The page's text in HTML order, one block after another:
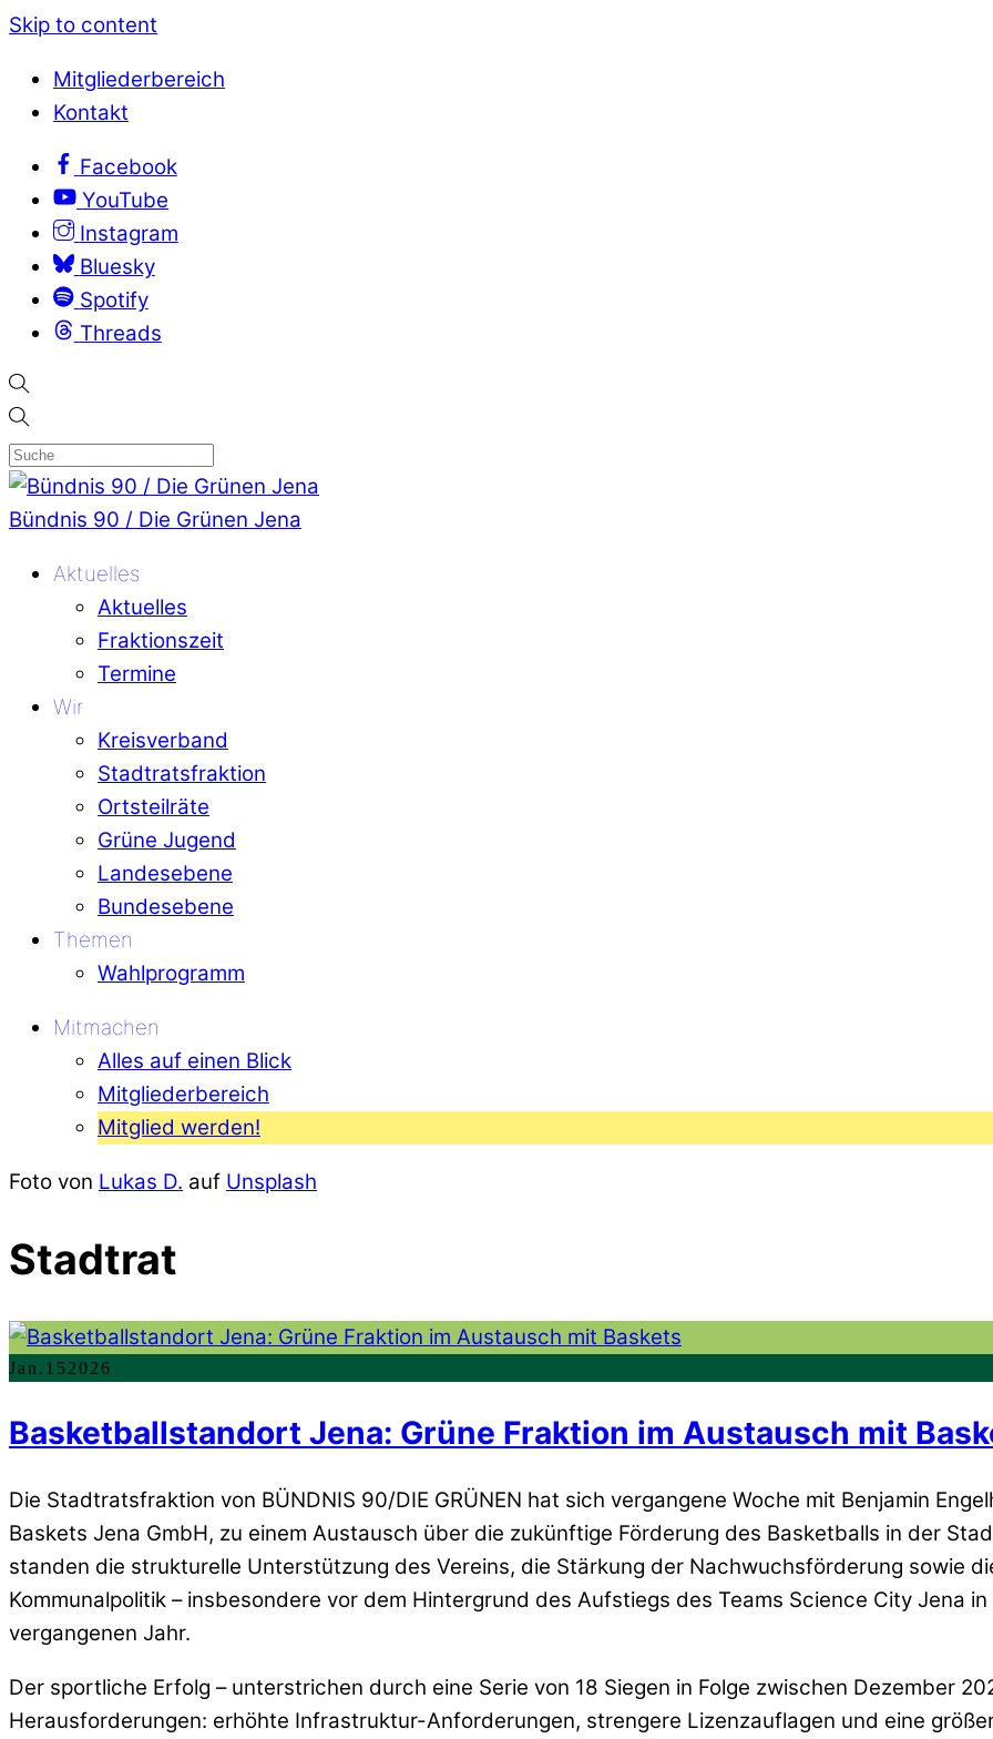
Skip to content
Mitgliederbereich
Kontakt
Facebook
YouTube
Instagram
Bluesky
Spotify
Threads
Bündnis 90 / Die Grünen Jena
Aktuelles
Aktuelles
Fraktionszeit
Termine
Wir
Kreisverband
Stadtratsfraktion
Ortsteilräte
Grüne Jugend
Landesebene
Bundesebene
Themen
Wahlprogramm
Mitmachen
Alles auf einen Blick
Mitgliederbereich
Mitglied werden!
Foto von Lukas D. auf Unsplash
Stadtrat
Jan. 152026
Basketballstandort Jena: Grüne Fraktion im Austausch mit
Die Stadtratsfraktion von BÜNDNIS 90/DIE GRÜNEN hat sich vergangene Woche mit Benjamin
Baskets Jena GmbH, zu einem Austausch über die zukünftige Förderung des Basketballs in der
standen die strukturelle Unterstützung des Vereins, die Stärkung der Nachwuchsförderung sowie
Kommunalpolitik – insbesondere vor dem Hintergrund des Aufstiegs des Teams Science City Jena
vergangenen Jahr.
Der sportliche Erfolg – unterstrichen durch eine Serie von 18 Siegen in Folge zwischen Dezember
Herausforderungen: erhöhte Infrastruktur-Anforderungen, strengere Lizenzauflagen und eine